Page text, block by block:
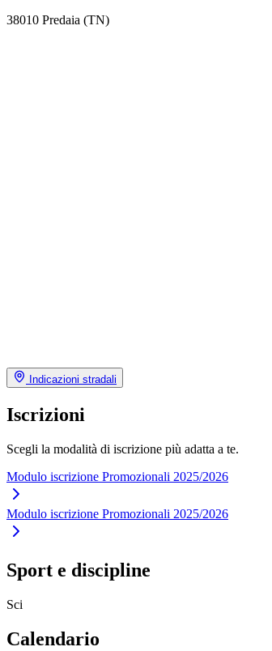
38010 Predaia (TN)
Indicazioni stradali
Iscrizioni
Scegli la modalità di iscrizione più adatta a te.
Modulo iscrizione Promozionali 2025/2026
Modulo iscrizione Promozionali 2025/2026
Sport e discipline
Sci
Calendario